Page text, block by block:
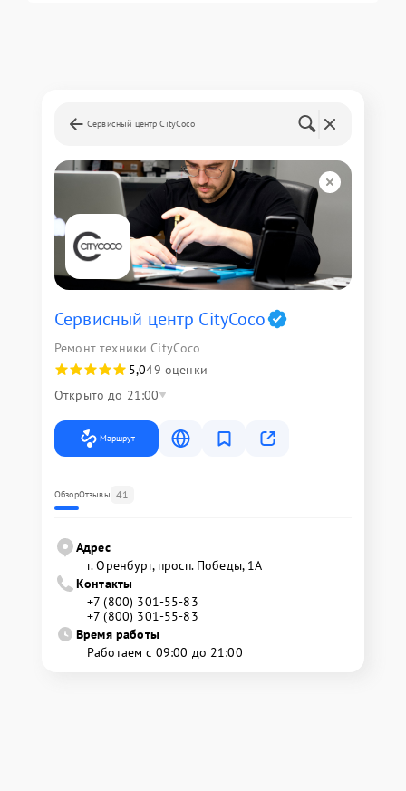
Сервисный центр CityCoco
Сервисный центр CityCoco
Ремонт техники CityCoco
5,049 оценки
Открыто до 21:00
Маршрут
ОбзорОтзывы 41
Адрес
г. Оренбург, просп. Победы, 1А
Контакты
+7 (800) 301-55-83
+7 (800) 301-55-83
Время работы
Работаем с 09:00 до 21:00